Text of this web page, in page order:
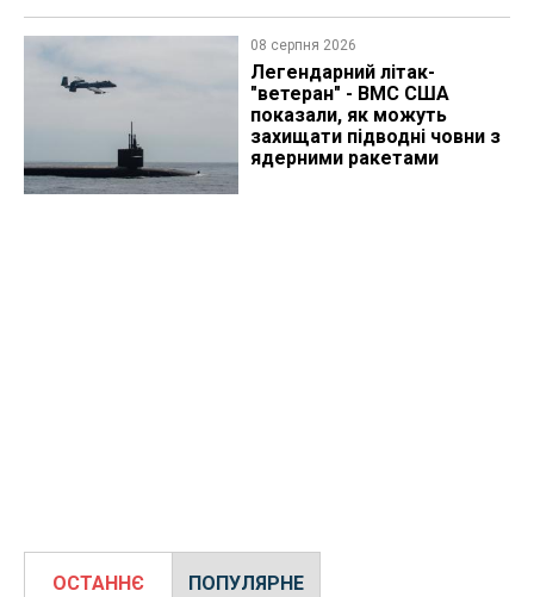
08 серпня 2026
Легендарний літак-
"ветеран" - ВМС США
показали, як можуть
захищати підводні човни з
ядерними ракетами
ОСТАННЄ ПОПУЛЯРНЕ